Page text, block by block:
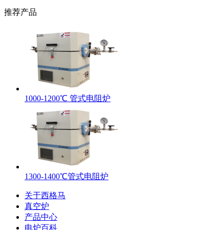
推荐产品
1000-1200℃ 管式电阻炉
1300-1400℃管式电阻炉
关于西格马
真空炉
产品中心
电炉百科